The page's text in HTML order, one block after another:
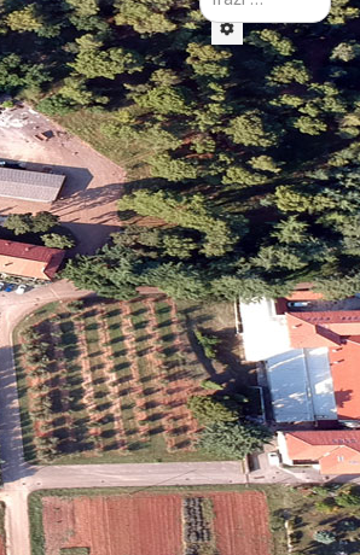
dokument Program razvoja i
pedološki laboratorij. Za voditelja
do veljače 2008. godine.
...